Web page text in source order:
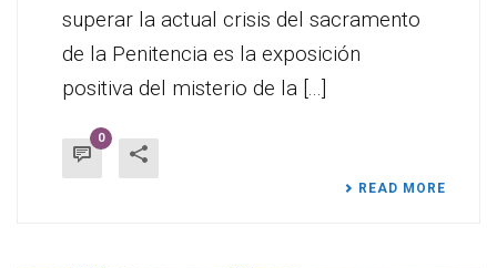
superar la actual crisis del sacramento
de la Penitencia es la exposición
positiva del misterio de la [...]
0
READ MORE